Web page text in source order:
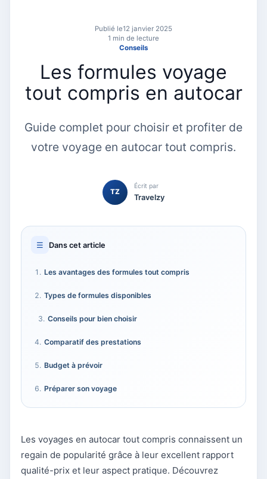
Publié le12 janvier 2025
1 min de lecture
Conseils
Les formules voyage
tout compris en autocar
Guide complet pour choisir et profiter de
votre voyage en autocar tout compris.
TZ
Écrit par
Travelzy
☰ Dans cet article
Les avantages des formules tout compris
Types de formules disponibles
Conseils pour bien choisir
Comparatif des prestations
Budget à prévoir
Préparer son voyage
Les voyages en autocar tout compris connaissent un
regain de popularité grâce à leur excellent rapport
qualité-prix et leur aspect pratique. Découvrez